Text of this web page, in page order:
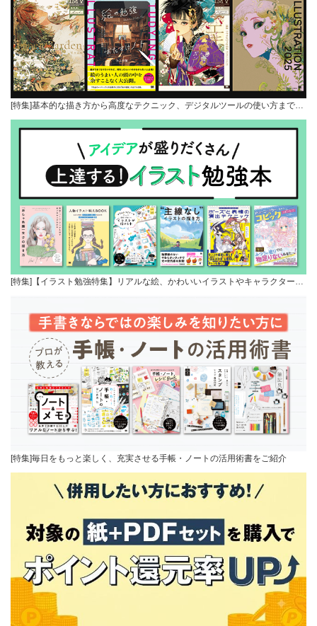
[特集]基本的な描き方から高度なテクニック、デジタルツールの使い方まで…
[特集]【イラスト勉強特集】リアルな絵、かわいいイラストやキャラクター…
[特集]毎日をもっと楽しく、充実させる手帳・ノートの活用術書をご紹介